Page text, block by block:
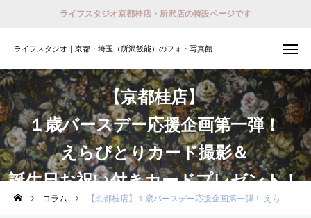
ライフスタジオ京都桂店・所沢店の特設ページです
ライフスタジオ｜京都・埼玉（所沢飯能）のフォト写真館
【京都桂店】
１歳バースデー応援企画第一弾！
えらびとりカード撮影＆
誕生日お祝い付きカードプレゼント！
コラム 【京都桂店】１歳バースデー応援企画第一弾！ えらびとりカード撮影＆誕生日お祝い付きカードプレゼント！
ライフスタジオ｜京都・埼玉（所沢飯能）のフォト写真館
撮影予約 会員登録 （ログイン）
おでかけ着物レンタル
ホーム
店舗紹介